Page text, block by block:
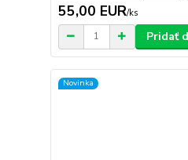
55,00 EUR/ks
Pridať
Novinka